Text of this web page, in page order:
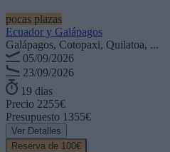
pocas plazas
Ecuador y Galápagos
Galápagos, Cotopaxi, Quilatoa, ...
05/09/2026
23/09/2026
19 dias
Precio 2255€
Presupuesto 1355€
Ver Detalles
Reserva de 100€